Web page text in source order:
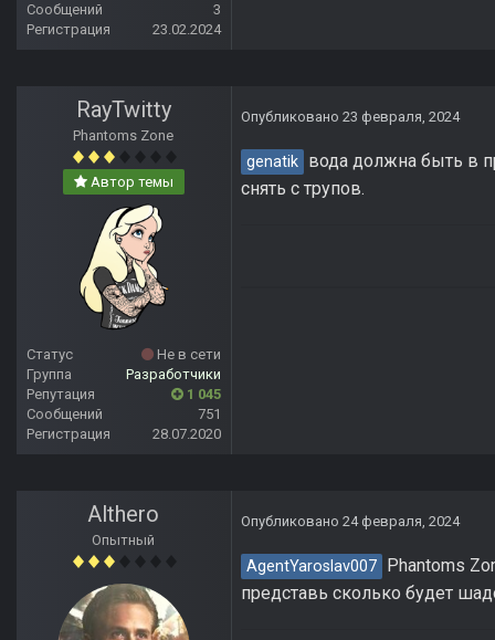
Сообщений
3
Регистрация
23.02.2024
RayTwitty
Phantoms Zone
Автор темы
Статус
Не в сети
Группа
Разработчики
Репутация
1 045
Сообщений
751
Регистрация
28.07.2020
Опубликовано 23 февраля, 2024
genatik вода должна быть в
снять с трупов.
Althero
Опытный
Опубликовано 24 февраля, 2024
AgentYaroslav007
Phantoms
представь сколько будет